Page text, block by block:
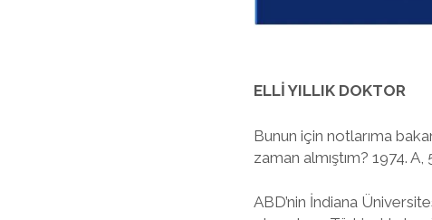
ELLİ YILLIK DOKTOR
Bunun için notlarıma
zaman almıştım? 1974.
ABD’nin İndiana